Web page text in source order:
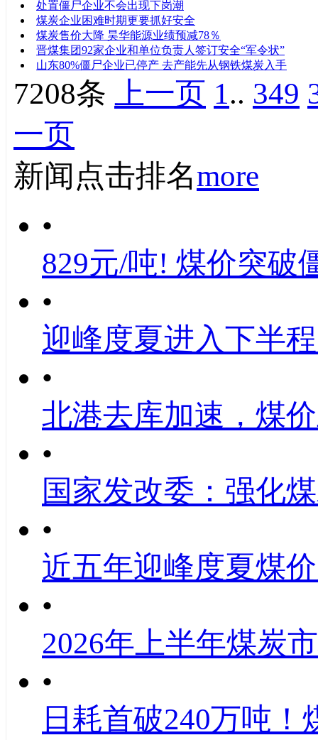
处置僵尸企业不会出现下岗潮
煤炭企业困难时期更要抓好安全
煤炭售价大降 昊华能源业绩预减78％
晋煤集团92家企业和单位负责人签订安全“军令状”
山东80%僵尸企业已停产 去产能先从钢铁煤炭入手
7208条 上一页 1.. 349
一页
新闻点击排名more
•
829元/吨! 煤价突破
•
迎峰度夏进入下半
•
北港去库加速，煤
•
国家发改委：强化
•
近五年迎峰度夏煤
•
2026年上半年煤炭
•
日耗首破240万吨！